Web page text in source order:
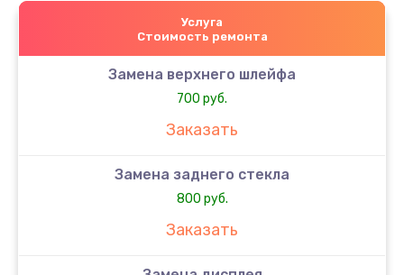
Услуга
Стоимость ремонта
Замена верхнего шлейфа
700 руб.
Заказать
Замена заднего стекла
800 руб.
Заказать